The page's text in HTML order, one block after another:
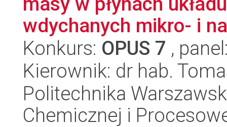
wdychanych mikro- i
Konkurs: OPUS 7 ,
Kierownik: dr hab.
Politechnika
Chemicznej i